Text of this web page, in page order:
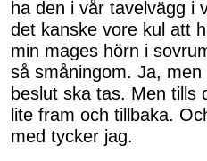
ha den i vår tavelvägg i
det kanske vore kul att
min mages hörn i
så småningom. Ja,
beslut ska tas. Men tills
lite fram och tillbaka.
med tycker jag.